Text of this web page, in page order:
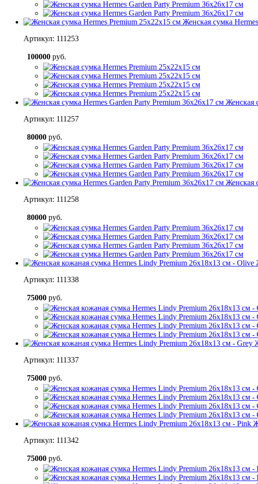
Женская сумка
Артикул: 111253
100000 руб.
Женская
Артикул: 111257
80000 руб.
Женская
Артикул: 111258
80000 руб.
Артикул: 111338
75000 руб.
Артикул: 111337
75000 руб.
Артикул: 111342
75000 руб.